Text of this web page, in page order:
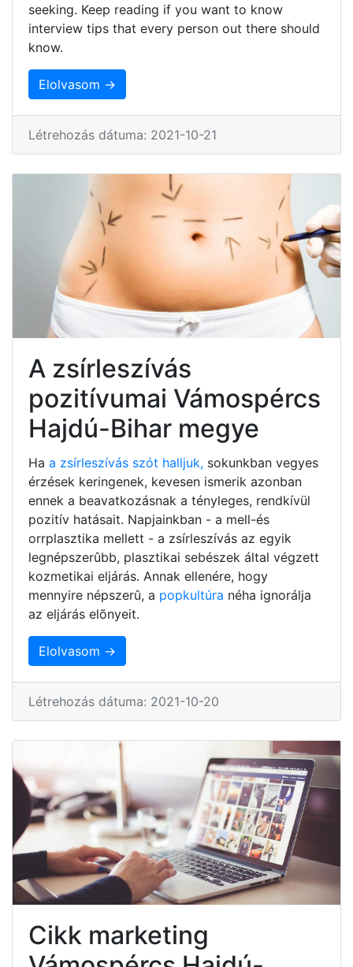
seeking. Keep reading if you want to know
interview tips that every person out there should
know.
Elolvasom →
Létrehozás dátuma: 2021-10-21
A zsírleszívás
pozitívumai Vámospércs
Hajdú-Bihar megye
Ha a zsírleszívás szót halljuk, sokunkban vegyes
érzések keringenek, kevesen ismerik azonban
ennek a beavatkozásnak a tényleges, rendkívül
pozitív hatásait. Napjainkban - a mell-és
orrplasztika mellett - a zsírleszívás az egyik
legnépszerûbb, plasztikai sebészek által végzett
kozmetikai eljárás. Annak ellenére, hogy
mennyire népszerû, a popkultúra néha ignorálja
az eljárás elõnyeit.
Elolvasom →
Létrehozás dátuma: 2021-10-20
Cikk marketing